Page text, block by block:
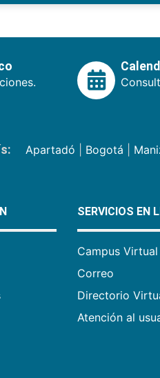
Apartadó Bogotá
SERVICIOS EN
Campus Virtual
Correo
Directorio
Atención al